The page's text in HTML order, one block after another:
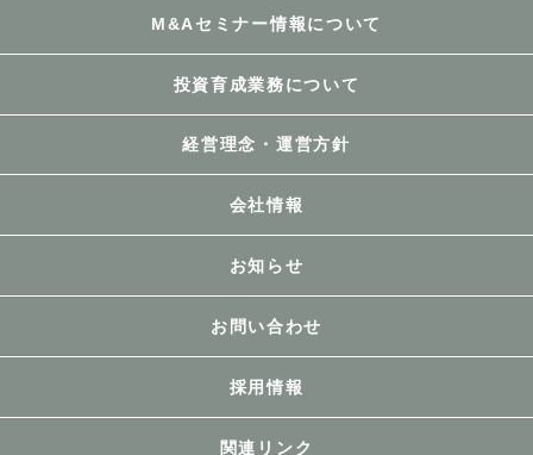
M&Aセミナー情報について
投資育成業務について
経営理念・運営方針
会社情報
お知らせ
お問い合わせ
採用情報
関連リンク